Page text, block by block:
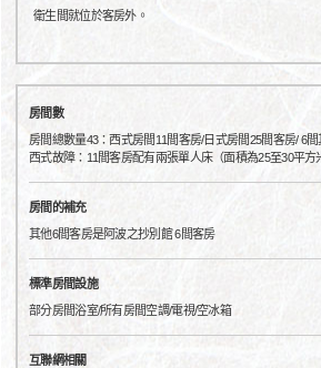
衛生間就位於客房外。
房間數
房間總數量43：西式房間11間客房/日式房間25間客房/ 6
西式故障：11間客房配有兩張單人床（面積為25至30平方
房間的補充
其他6間客房是阿波之抄別館 6間客房
標準房間設施
部分房間浴室/所有房間空調/電視/空冰箱
互聯網相關